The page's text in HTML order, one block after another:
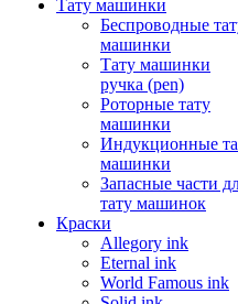
Тату машинки
Беспроводные
машинки
Тату машинки
ручка (pen)
Роторные тату
машинки
Индукционные
машинки
Запасные части
тату машинок
Краски
Allegory ink
Eternal ink
World Famous ink